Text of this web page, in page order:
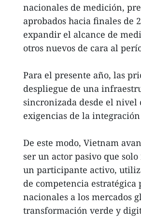
nacionales de medición,
aprobados hacia finales de
expandir el alcance de
otros nuevos de cara al
Para el presente año, las
despliegue de una
sincronizada desde el nivel
exigencias de la
De este modo, Vietnam
ser un actor pasivo que
un participante activo,
de competencia
nacionales a los mercados
transformación verde y